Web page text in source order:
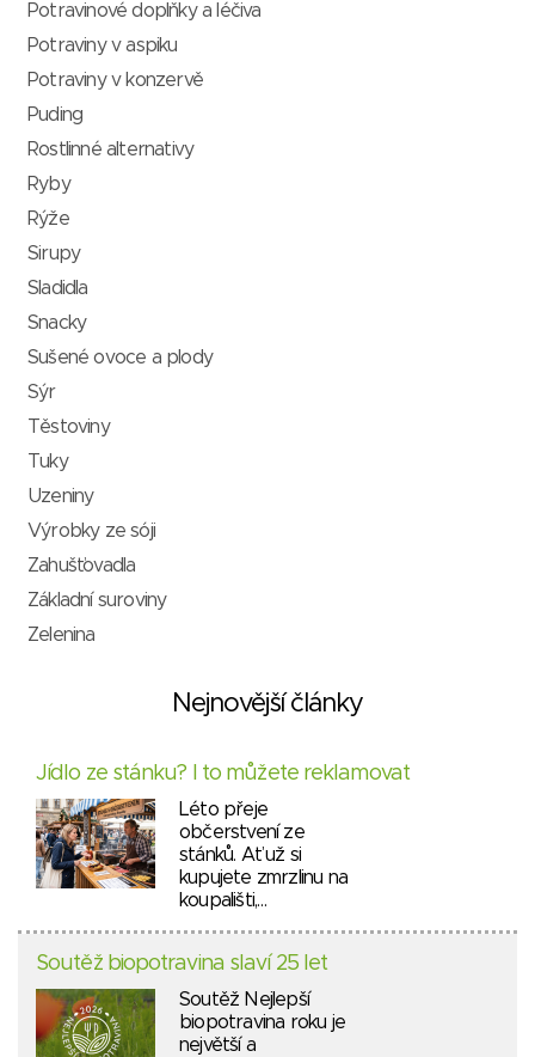
Potravinové doplňky a léčiva
Potraviny v aspiku
Potraviny v konzervě
Puding
Rostlinné alternativy
Ryby
Rýže
Sirupy
Sladidla
Snacky
Sušené ovoce a plody
Sýr
Těstoviny
Tuky
Uzeniny
Výrobky ze sóji
Zahušťovadla
Základní suroviny
Zelenina
Nejnovější články
Jídlo ze stánku? I to můžete reklamovat
Léto přeje
občerstvení ze
stánků. Ať už si
kupujete zmrzlinu na
koupališti,…
Soutěž biopotravina slaví 25 let
Soutěž Nejlepší
biopotravina roku je
největší a